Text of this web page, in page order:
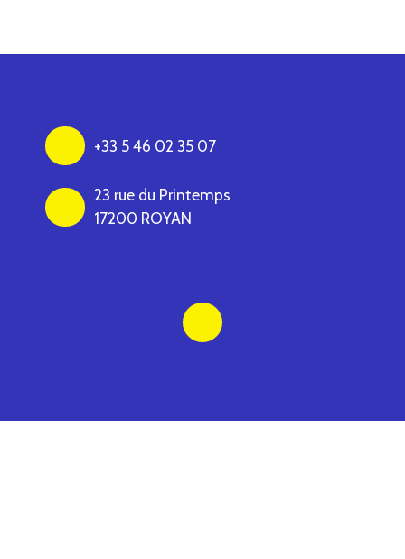
+33 5 46 02 35 07
23 rue du Printemps
17200 ROYAN